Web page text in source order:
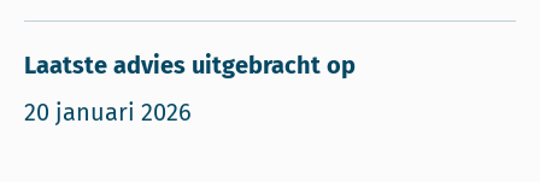
Laatste advies uitgebracht op
20 januari 2026